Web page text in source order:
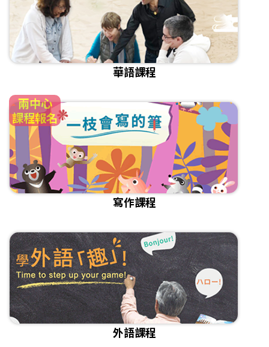
兩中心
課程報名
華語課程
寫作課程
外語課程